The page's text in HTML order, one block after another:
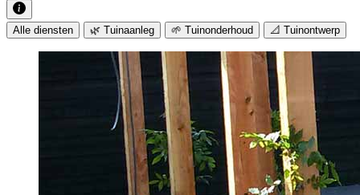
Alle diensten 🌿 Tuinaanleg 🌱 Tuinonderhoud 📐 Tuinontwerp